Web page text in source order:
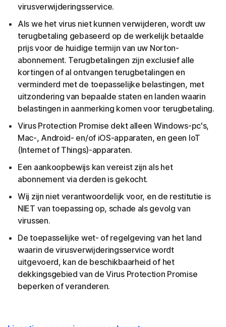
virusverwijderingsservice.
Als we het virus niet kunnen verwijderen, wordt uw
terugbetaling gebaseerd op de werkelijk betaalde
prijs voor de huidige termijn van uw Norton-
abonnement. Terugbetalingen zijn exclusief alle
kortingen of al ontvangen terugbetalingen en
verminderd met de toepasselijke belastingen, met
uitzondering van bepaalde staten en landen waarin
belastingen in aanmerking komen voor terugbetaling.
Virus Protection Promise dekt alleen Windows-pc's,
Mac-, Android- en/of iOS-apparaten, en geen IoT
(Internet of Things)-apparaten.
Een aankoopbewijs kan vereist zijn als het
abonnement via derden is gekocht.
Wij zijn niet verantwoordelijk voor, en de restitutie is
NIET van toepassing op, schade als gevolg van
virussen.
De toepasselijke wet- of regelgeving van het land
waarin de virusverwijderingsservice wordt
uitgevoerd, kan de beschikbaarheid of het
dekkingsgebied van de Virus Protection Promise
beperken of veranderen.